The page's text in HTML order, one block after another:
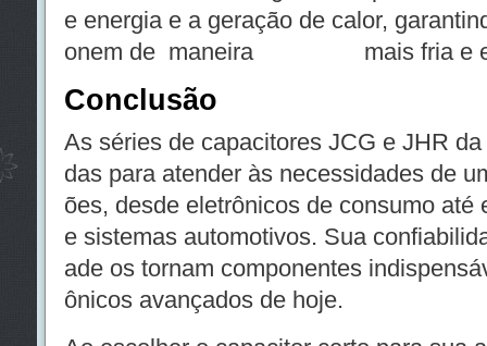
e energia e a geração de calor,
onem de maneira mais fria e
Conclusão
As séries de capacitores JCG e JHR
das para atender às necessidades de
ões, desde eletrônicos de consumo até
e sistemas automotivos. Sua
ade os tornam componentes
ônicos avançados de hoje.